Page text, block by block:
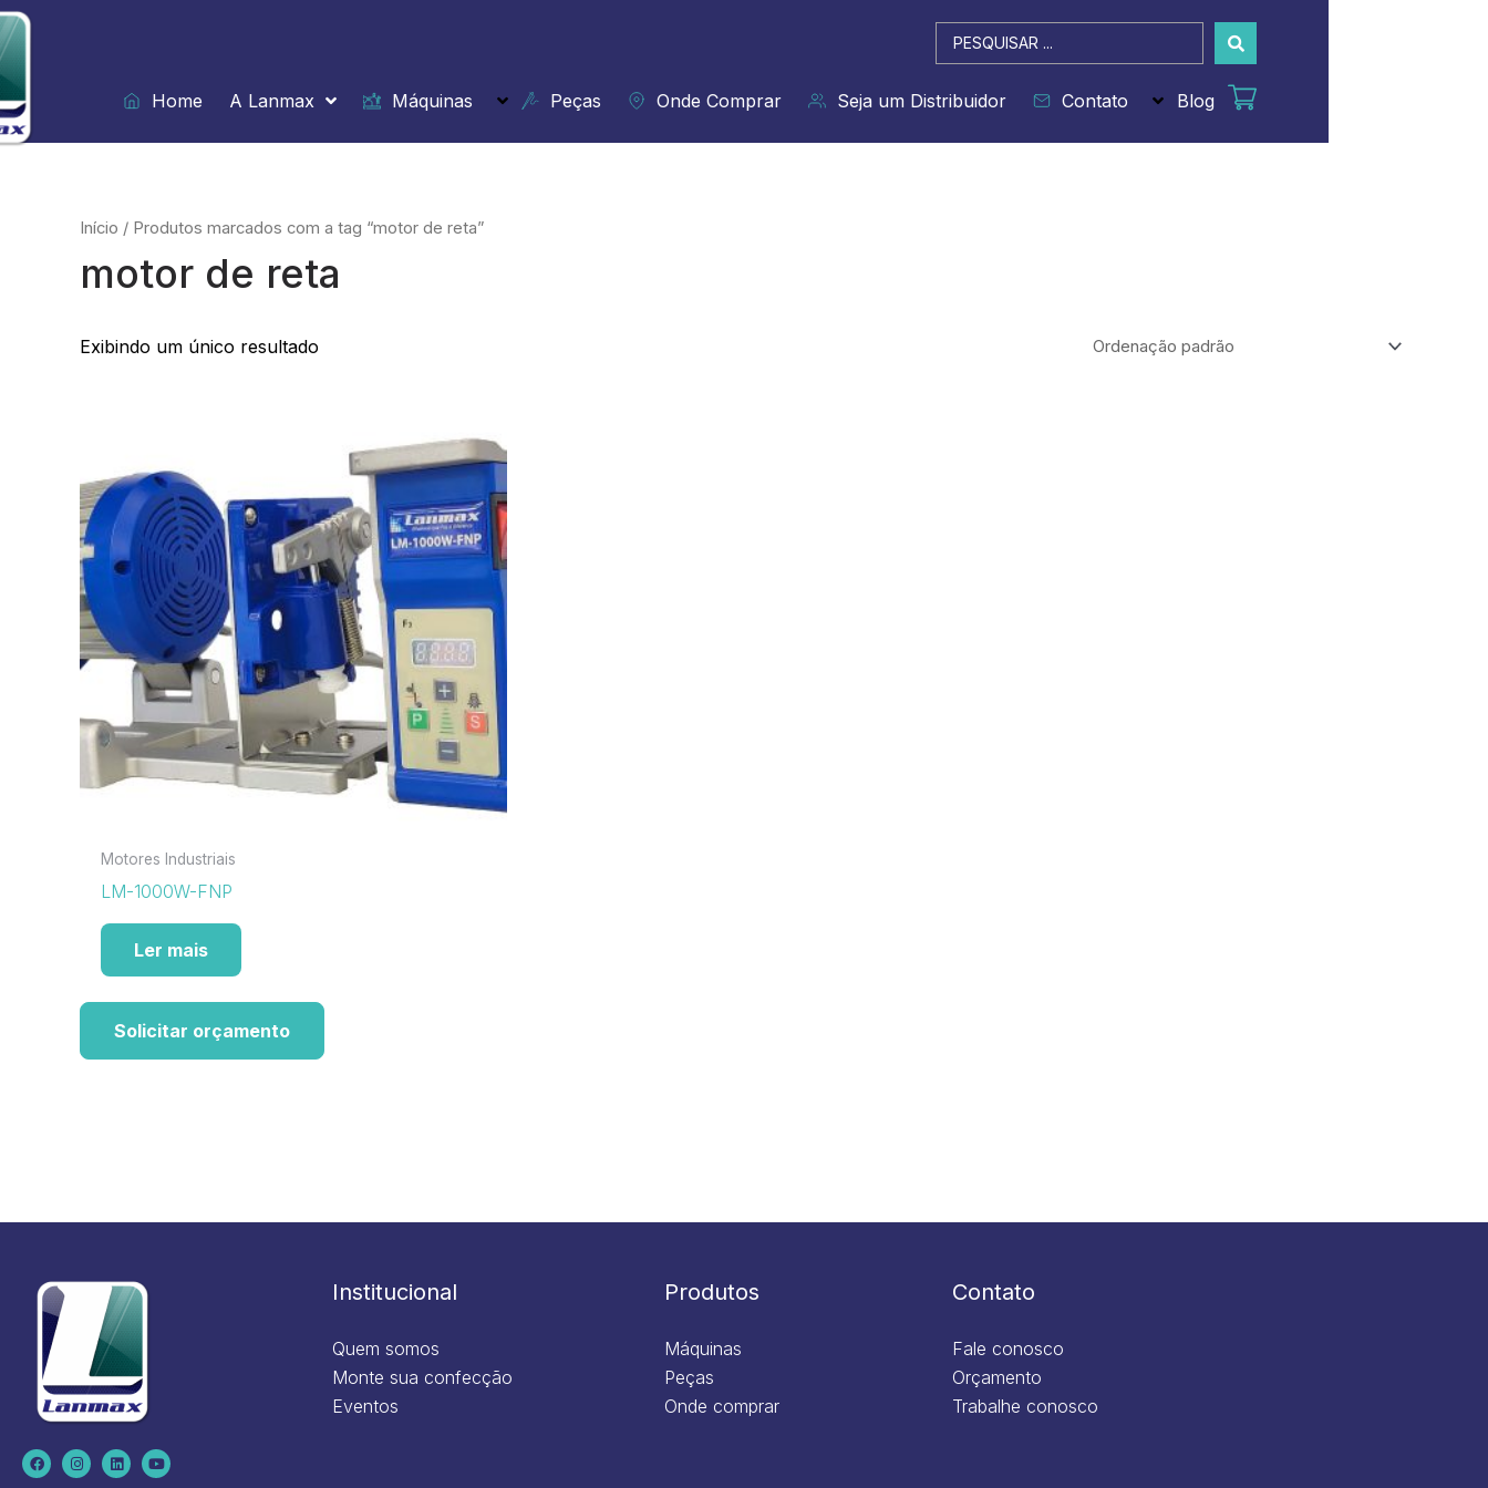
Ir
para
o
conteúdo
Pesquisar
...
Home
A Lanmax Máquinas Peças Onde Comprar Seja um Distribuidor Contato Blog
Início / Produtos marcados com a tag “motor de reta”
motor de reta
Exibindo um único resultado
Motores Industriais
LM-1000W-FNP
Ler mais
Solicitar orçamento
F
a
c
I
n
s
L
i
n
Y
o
u
Institucional
Quem somos
Monte sua confecção
Eventos
Produtos
Máquinas
Peças
Onde comprar
Contato
Fale conosco
Orçamento
Trabalhe conosco